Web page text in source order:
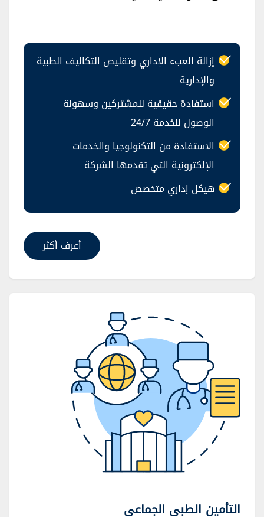
إزالة العبء الإداري وتقليص التكاليف الطبية
والإدارية
استفادة حقيقية للمشتركين وسهولة
الوصول للخدمة 24/7
الاستفادة من التكنولوجيا والخدمات
الإلكترونية التي تقدمها الشركة
هيكل إداري متخصص
أعرف أكثر
التأمين الطبي الجماعي